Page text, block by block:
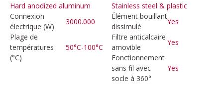
Hard anodized aluminum
Stainless steel & plastic
Connexion
électrique (W)
3000.000
Élément bouillant
dissimulé
Yes
Plage de
températures
(°C)
50°C-100°C
Filtre anticalcaire
amovible
Yes
Fonctionnement
sans fil avec
socle à 360°
Yes